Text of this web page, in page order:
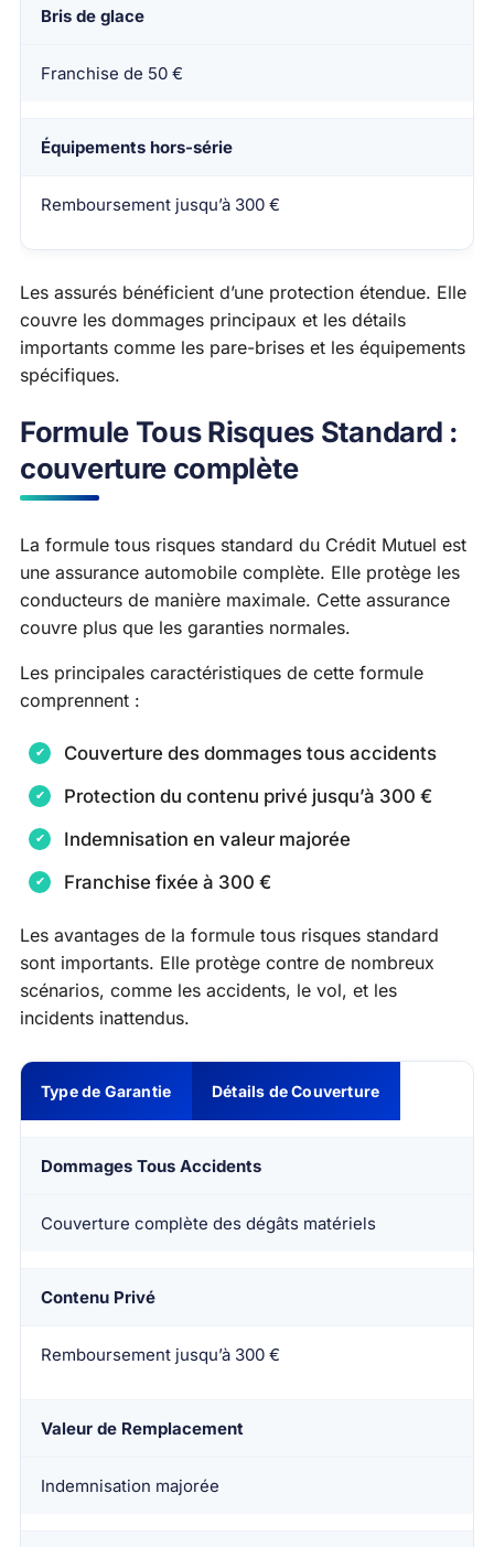
Bris de glace
Franchise de 50 €
Équipements hors-série
Remboursement jusqu’à 300 €
Les assurés bénéficient d’une protection étendue. Elle
couvre les dommages principaux et les détails
importants comme les pare-brises et les équipements
spécifiques.
Formule Tous Risques Standard :
couverture complète
La formule tous risques standard du Crédit Mutuel est
une assurance automobile complète. Elle protège les
conducteurs de manière maximale. Cette assurance
couvre plus que les garanties normales.
Les principales caractéristiques de cette formule
comprennent :
Couverture des dommages tous accidents
Protection du contenu privé jusqu’à 300 €
Indemnisation en valeur majorée
Franchise fixée à 300 €
Les avantages de la formule tous risques standard
sont importants. Elle protège contre de nombreux
scénarios, comme les accidents, le vol, et les
incidents inattendus.
Type de Garantie Détails de Couverture
Dommages Tous Accidents
Couverture complète des dégâts matériels
Contenu Privé
Remboursement jusqu’à 300 €
Valeur de Remplacement
Indemnisation majorée